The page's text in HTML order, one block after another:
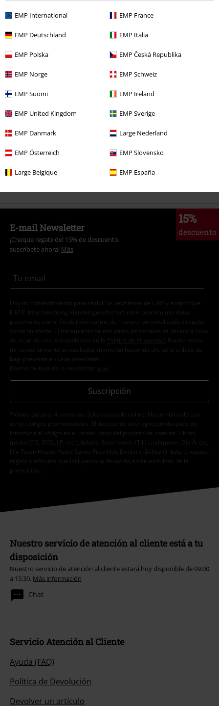
EMP International EMP France
EMP Deutschland EMP Italia
EMP Polska EMP Česká Republika
EMP Norge EMP Schweiz
EMP Suomi EMP Ireland
EMP United Kingdom EMP Sverige
EMP Danmark Large Nederland
EMP Österreich EMP Slovensko
Large Belgique EMP España
Ropa & accesorios Camisetas
Estilos Ropa negra Camisetas negras
Ofertas % Hogar
Estilos Fun Merch Camisetas Divertidas
Tallas Grandes Ropa de Hombre Camisas de Manga Larga
15%
descuento
E-mail Newsletter
¡Cheque regalo del 15% de descuento,
suscríbete ahora! Más
Doy mi consentimiento para recibir la newsletter de EMP y acepto que
E.M.P. Merchandising Handelsgesellschaft mbH procese mis datos
personales con el fin de informarme de manera personalizada y regular
sobre su oferta. El tratamiento de mis datos personales se llevará a cabo
de acuerdo con lo establecido en la
Política de Privacidad . Puedo retirar
mi consentimiento en cualquier momento haciendo clic en el enlace de
baja presente en cada newsletter.
Darme de baja de la newsletter
aquí
Suscripción
*Válido durante 4 semanas. Solo canjeable online. No combinable con
otros códigos promocionales. El descuento será aplicado después de
introducir el código en el primer paso del proceso de compra. Libros,
media (CD, DVD, LP, etc.), tickets, Rammstein, (Till) Lindemann, Die Ärzte,
Die Toten Hosen, Feine Sahne Fischfilet, Broilers, Böhse Onkelz, cheques-
regalo y artículos que incluyen una donación están excluidos de la
promoción.
Nuestro servicio de atención al cliente está a tu
disposición
Nuestro servicio de atención al cliente estará hoy disponible de 09:00
a 15:30. Más información
Chat
Servicio Atención al Cliente
Ayuda (FAQ)
Política de Devolución
Devolver un artículo